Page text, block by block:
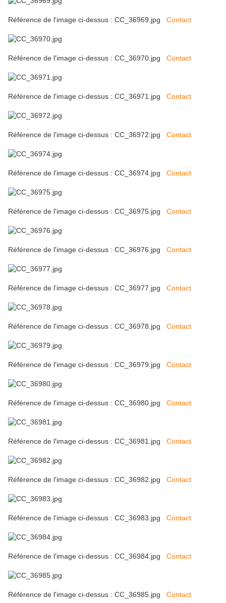
Référence de l'image ci-dessus : CC_36969.jpg Contact
Référence de l'image ci-dessus : CC_36970.jpg Contact
Référence de l'image ci-dessus : CC_36971.jpg Contact
Référence de l'image ci-dessus : CC_36972.jpg Contact
Référence de l'image ci-dessus : CC_36974.jpg Contact
Référence de l'image ci-dessus : CC_36975.jpg Contact
Référence de l'image ci-dessus : CC_36976.jpg Contact
Référence de l'image ci-dessus : CC_36977.jpg Contact
Référence de l'image ci-dessus : CC_36978.jpg Contact
Référence de l'image ci-dessus : CC_36979.jpg Contact
Référence de l'image ci-dessus : CC_36980.jpg Contact
Référence de l'image ci-dessus : CC_36981.jpg Contact
Référence de l'image ci-dessus : CC_36982.jpg Contact
Référence de l'image ci-dessus : CC_36983.jpg Contact
Référence de l'image ci-dessus : CC_36984.jpg Contact
Référence de l'image ci-dessus : CC_36985.jpg Contact